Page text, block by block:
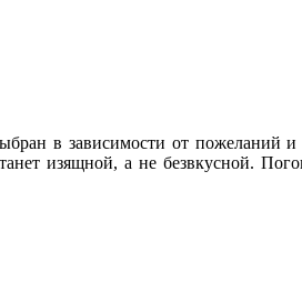
выбран в зависимости от
изящной, а не безвкусной.